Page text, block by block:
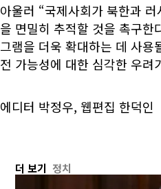
아울러 “국제사회가 북한과
을 면밀히 추적할 것을 촉구한
그램을 더욱 확대하는 데 사용
전 가능성에 대한 심각한 우려
에디터 박정우, 웹편집 한덕인
더 보기 정치